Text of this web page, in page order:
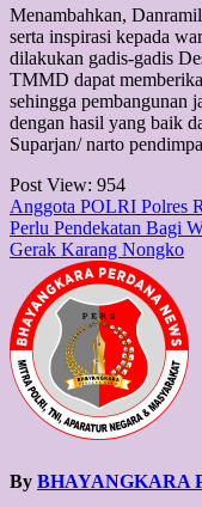
Menambahkan,
serta inspirasi kepada
dilakukan gadis-gadis
TMMD dapat
sehingga pembangunan
dengan hasil yang baik
Suparjan/ narto
Post View: 954
Post
navigation
Anggota POLRI Polres
Perlu Pendekatan Bagi
Gerak Karang Nongko
By BHAYANGKARA